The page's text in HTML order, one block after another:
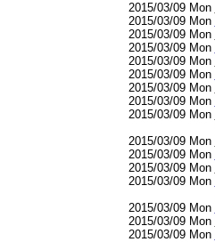
2015/03/09 Mon
2015/03/09 Mon
2015/03/09 Mon
2015/03/09 Mon
2015/03/09 Mon
2015/03/09 Mon
2015/03/09 Mon
2015/03/09 Mon
2015/03/09 Mon
2015/03/09 Mon
2015/03/09 Mon
2015/03/09 Mon
2015/03/09 Mon
2015/03/09 Mon
2015/03/09 Mon
2015/03/09 Mon